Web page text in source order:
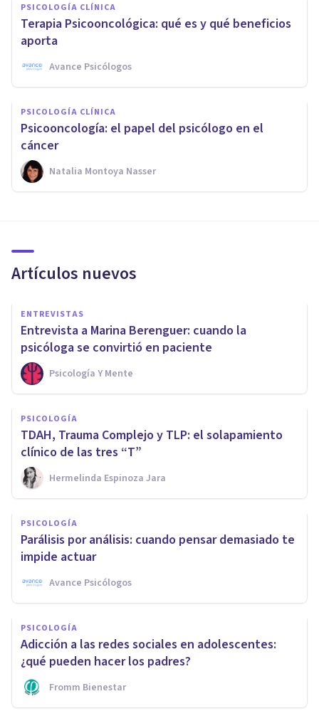
PSICOLOGÍA CLÍNICA
Terapia Psicooncológica: qué es y qué beneficios
aporta
Avance Psicólogos
PSICOLOGÍA CLÍNICA
Psicooncología: el papel del psicólogo en el
cáncer
Natalia Montoya Nasser
Artículos nuevos
ENTREVISTAS
Entrevista a Marina Berenguer: cuando la
psicóloga se convirtió en paciente
Psicología Y Mente
PSICOLOGÍA
TDAH, Trauma Complejo y TLP: el solapamiento
clínico de las tres “T”
Hermelinda Espinoza Jara
PSICOLOGÍA
Parálisis por análisis: cuando pensar demasiado te
impide actuar
Avance Psicólogos
PSICOLOGÍA
Adicción a las redes sociales en adolescentes:
¿qué pueden hacer los padres?
Fromm Bienestar